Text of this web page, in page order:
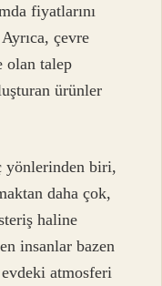
fiyatlarını
çevre
olan talep
ürünler
yönlerinden biri,
daha çok,
haline
insanlar bazen
atmosferi